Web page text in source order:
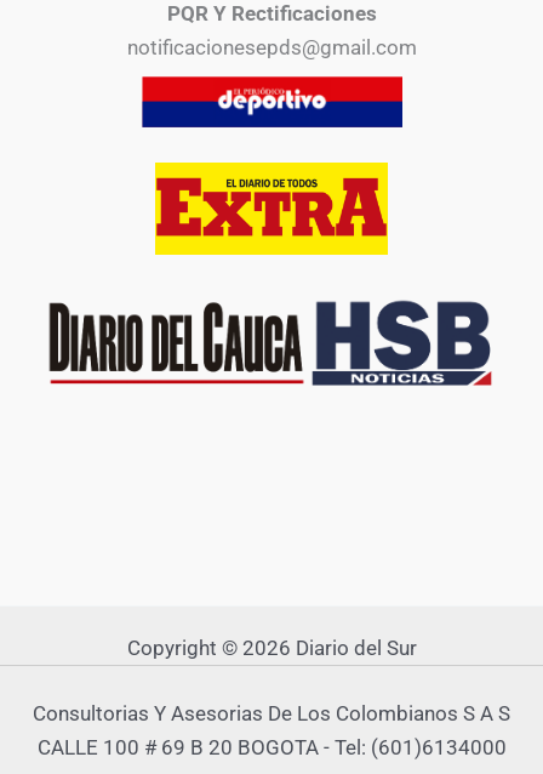
PQR Y Rectificaciones
notificacionesepds@gmail.com
Copyright © 2026 Diario del Sur
Consultorias Y Asesorias De Los Colombianos S A S
CALLE 100 # 69 B 20 BOGOTA - Tel: (601)6134000